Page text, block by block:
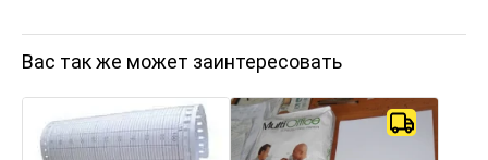
Вас так же может заинтересовать